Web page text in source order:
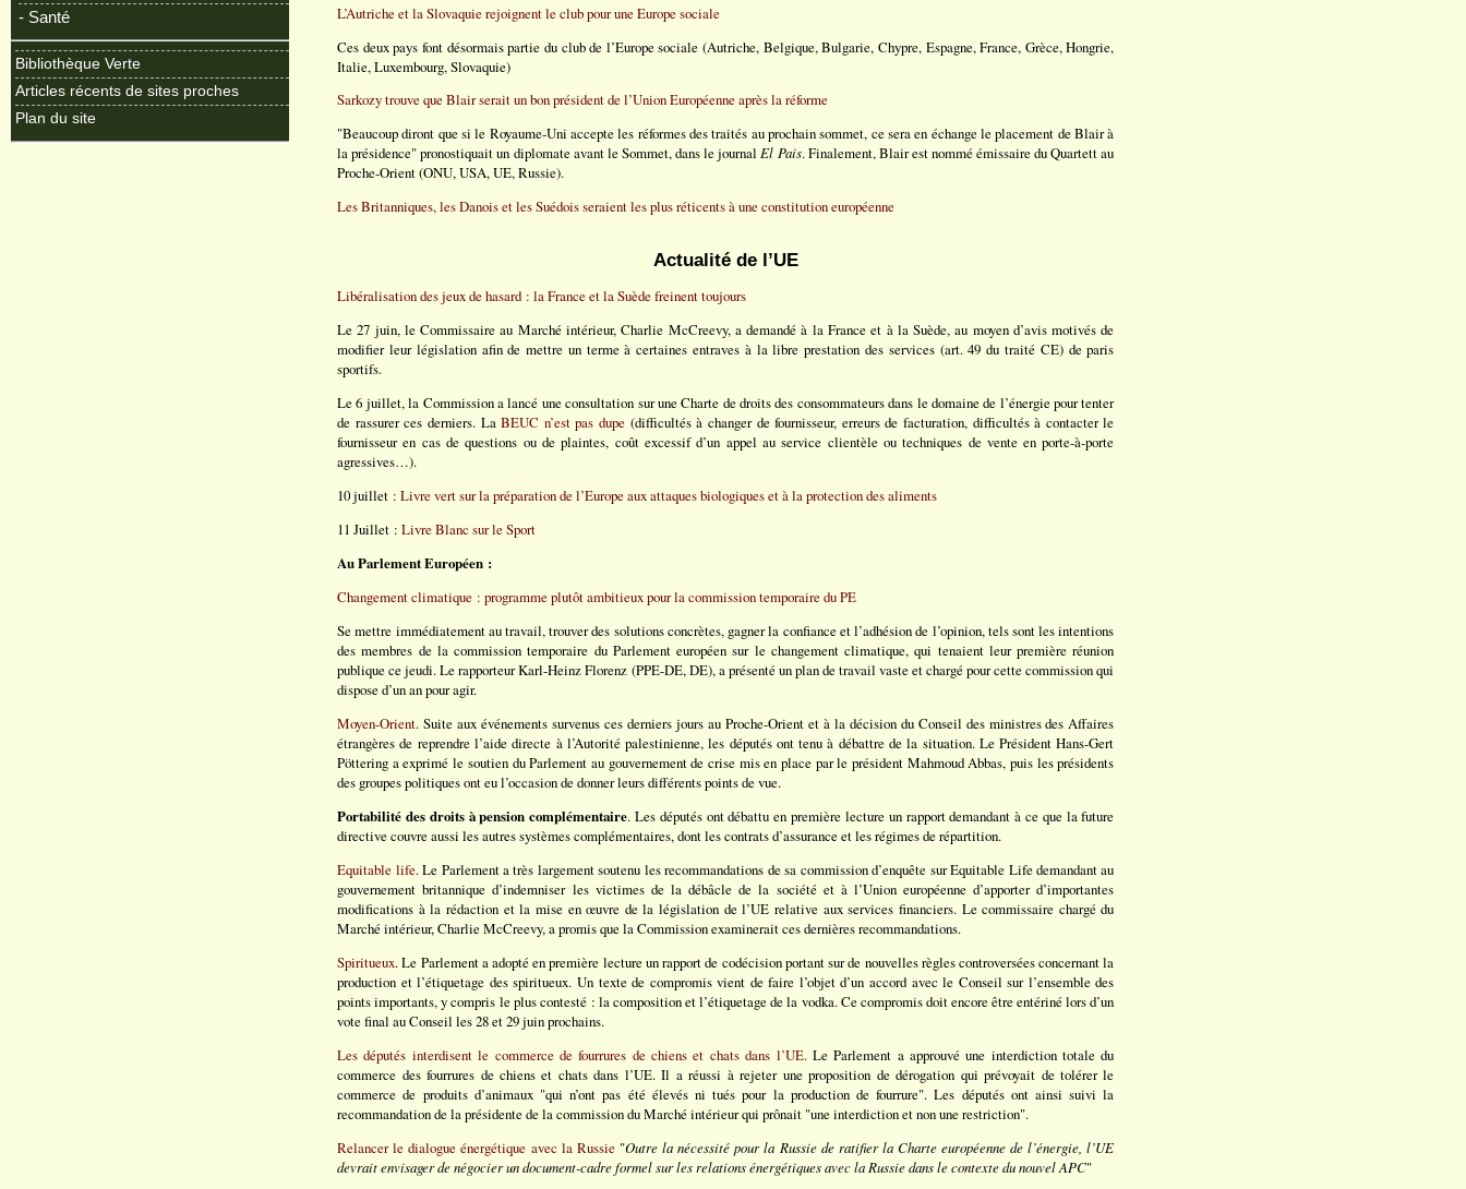
- Santé
Bibliothèque Verte
Articles récents de sites proches
Plan du site
L’Autriche et la Slovaquie rejoignent le club pour une Europe sociale
Ces deux pays font désormais partie du club de l’Europe sociale (Autriche, Belgique, Bulgarie, Chypre, Espagne, France, Grèce, Hongrie,
Italie, Luxembourg, Slovaquie)
Sarkozy trouve que Blair serait un bon président de l’Union Européenne après la réforme
"Beaucoup diront que si le Royaume-Uni accepte les réformes des traités au prochain sommet, ce sera en échange le placement de Blair à
la présidence" pronostiquait un diplomate avant le Sommet, dans le journalEl Pais. Finalement, Blair est nommé émissaire du Quartett au
Proche-Orient (ONU, USA, UE, Russie).
Les Britanniques, les Danois et les Suédois seraient les plus réticents à une constitution européenne
Actualité de l’UE
Libéralisation des jeux de hasard : la France et la Suède freinent toujours
Le 27 juin, le Commissaire au Marché intérieur, Charlie McCreevy, a demandé à la France et à la Suède, au moyen d’avis motivés de
modifier leur législation afin de mettre un terme à certaines entraves à la libre prestation des services (art. 49 du traité CE) de paris
sportifs.
Le 6 juillet, la Commission a lancé une consultation sur une Charte de droits des consommateurs dans le domaine de l’énergie pour tenter
de rassurer ces derniers. LaBEUC n’est pas dupe (difficultés à changer de fournisseur, erreurs de facturation, difficultés à contacter le
fournisseur en cas de questions ou de plaintes, coût excessif d’un appel au service clientèle ou techniques de vente en porte-à-porte
agressives…).
10 juillet :Livre vert sur la préparation de l’Europe aux attaques biologiques et à la protection des aliments
11 Juillet :Livre Blanc sur le Sport
Au Parlement Européen :
Changement climatique : programme plutôt ambitieux pour la commission temporaire du PE
Se mettre immédiatement au travail, trouver des solutions concrètes, gagner la confiance et l’adhésion de l’opinion, tels sont les intentions
des membres de la commission temporaire du Parlement européen sur le changement climatique, qui tenaient leur première réunion
publique ce jeudi. Le rapporteur Karl-Heinz Florenz (PPE-DE, DE), a présenté un plan de travail vaste et chargé pour cette commission qui
dispose d’un an pour agir.
Moyen-Orient. Suite aux événements survenus ces derniers jours au Proche-Orient et à la décision du Conseil des ministres des Affaires
étrangères de reprendre l’aide directe à l’Autorité palestinienne, les députés ont tenu à débattre de la situation. Le Président Hans-Gert
Pöttering a exprimé le soutien du Parlement au gouvernement de crise mis en place par le président Mahmoud Abbas, puis les présidents
des groupes politiques ont eu l’occasion de donner leurs différents points de vue.
Portabilité des droits à pension complémentaire. Les députés ont débattu en première lecture un rapport demandant à ce que la future
directive couvre aussi les autres systèmes complémentaires, dont les contrats d’assurance et les régimes de répartition.
Equitable life. Le Parlement a très largement soutenu les recommandations de sa commission d’enquête sur Equitable Life demandant au
gouvernement britannique d’indemniser les victimes de la débâcle de la société et à l’Union européenne d’apporter d’importantes
modifications à la rédaction et la mise en œuvre de la législation de l’UE relative aux services financiers. Le commissaire chargé du
Marché intérieur, Charlie McCreevy, a promis que la Commission examinerait ces dernières recommandations.
Spiritueux. Le Parlement a adopté en première lecture un rapport de codécision portant sur de nouvelles règles controversées concernant la
production et l’étiquetage des spiritueux. Un texte de compromis vient de faire l’objet d’un accord avec le Conseil sur l’ensemble des
points importants, y compris le plus contesté : la composition et l’étiquetage de la vodka. Ce compromis doit encore être entériné lors d’un
vote final au Conseil les 28 et 29 juin prochains.
Les députés interdisent le commerce de fourrures de chiens et chats dans l’UE.Le Parlement a approuvé une interdiction totale du
commerce des fourrures de chiens et chats dans l’UE. Il a réussi à rejeter une proposition de dérogation qui prévoyait de tolérer le
commerce de produits d’animaux "qui n’ont pas été élevés ni tués pour la production de fourrure". Les députés ont ainsi suivi la
recommandation de la présidente de la commission du Marché intérieur qui prônait "une interdiction et non une restriction".
Relancer le dialogue énergétique avec la Russie"Outre la nécessité pour la Russie de ratifier la Charte européenne de l’énergie, l’UE
devrait envisager de négocier un document-cadre formel sur les relations énergétiques avec la Russie dans le contexte du nouvel APC"